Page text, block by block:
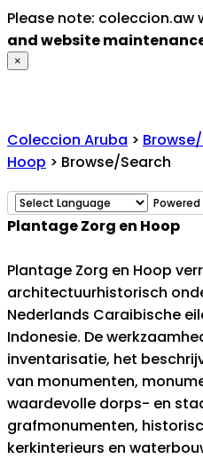
Please note: coleccion.aw
and website
×
Coleccion Aruba >
Hoop > Browse/Search
Powered
Plantage Zorg en Hoop
Plantage Zorg en Hoop
architectuurhistorisch
Nederlands Caraibische
Indonesie. De
inventarisatie, het
van monumenten,
waardevolle dorps- en
grafmonumenten,
kerkinterieurs en